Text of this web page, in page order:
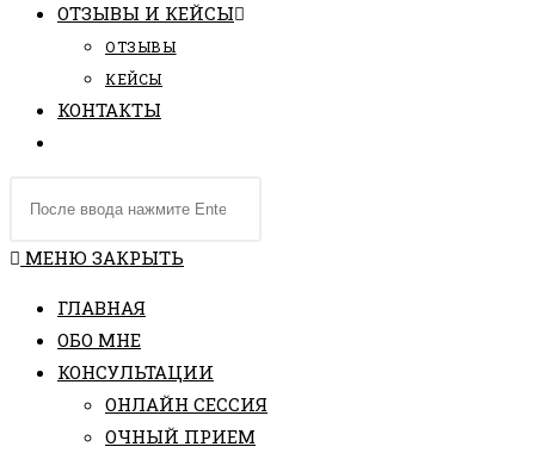
ОТЗЫВЫ И КЕЙСЫ
ОТЗЫВЫ
КЕЙСЫ
КОНТАКТЫ
ПО
САЙТУ
сайте
МЕНЮ ЗАКРЫТЬ
ГЛАВНАЯ
ОБО МНЕ
КОНСУЛЬТАЦИИ
ОНЛАЙН СЕССИЯ
ОЧНЫЙ ПРИЕМ